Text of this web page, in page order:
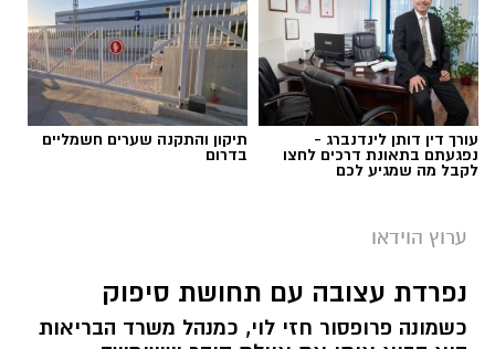
יודע שאין אדם באשקלון והסביבה שאיני מכיר
אותו, עכשיו מדינת ישראל מתוודעת את האדם
הכריזמתי שסוחף אחריו המונים. כן, את הסליחות
בקרוב, יעשו איתו מאות אנשים ובעיקר בני נוער
את הלילות. הרב אביטן בראיון ראשון.
עורך דין דותן לינדנברג -
נפגעתם בתאונת דרכים לחצו
לקבל מה שמגיע לכם
תיקון והתקנה שערים חשמליים
בדרום
ערוץ הוידאו
נפרדת עצובה עם תחושת סיפוק
כשמונה פרופסור חזי לוי, כמנהל משרד הבריאות